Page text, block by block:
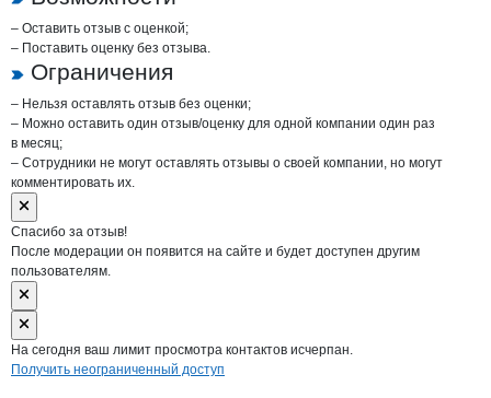
– Оставить отзыв с оценкой;
– Поставить оценку без отзыва.
Ограничения
– Нельзя оставлять отзыв без оценки;
– Можно оставить один отзыв/оценку для одной компании один раз
в месяц;
– Сотрудники не могут оставлять отзывы о своей компании, но могут
комментировать их.
Спасибо за отзыв!
После модерации он появится на сайте и будет доступен другим
пользователям.
На сегодня ваш лимит просмотра контактов исчерпан.
Получить неограниченный доступ